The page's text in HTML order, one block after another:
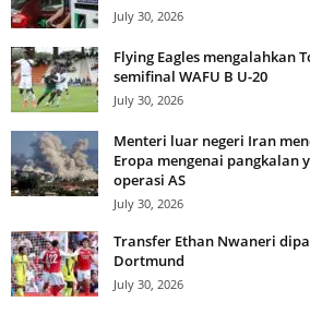
July 30, 2026
Flying Eagles mengalahkan
semifinal WAFU B U-20
July 30, 2026
Menteri luar negeri Iran
Eropa mengenai pangkalan
operasi AS
July 30, 2026
Transfer Ethan Nwaneri
Dortmund
July 30, 2026